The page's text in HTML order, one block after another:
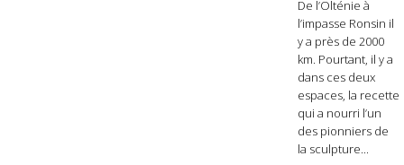
De l’Olténie à
l’impasse Ronsin il
y a près de 2000
km. Pourtant, il y a
dans ces deux
espaces, la recette
qui a nourri l’un
des pionniers de
la sculpture...